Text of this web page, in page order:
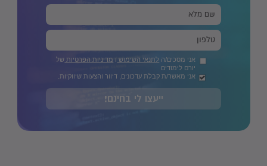
אני מסכים/ה לתנאי השימוש ו מדיניות הפרטיות של
יורם לימודים
אני מאשר/ת קבלת עדכונים, דיוור והצעות שיווקיות.
ייעצו לי בחינם!